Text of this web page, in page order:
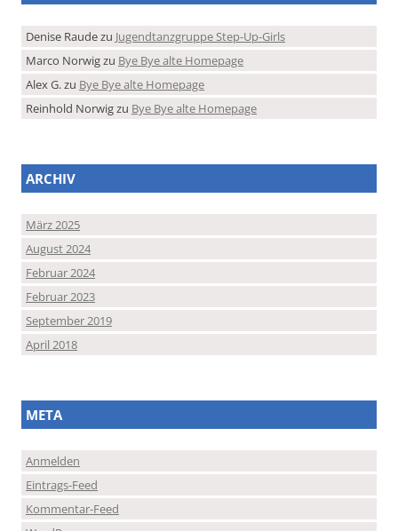
Denise Raudezu Jugendtanzgruppe Step-Up-Girls
Marco Norwigzu Bye Bye alte Homepage
Alex G.zu Bye Bye alte Homepage
Reinhold Norwigzu Bye Bye alte Homepage
ARCHIV
März 2025
August 2024
Februar 2024
Februar 2023
September 2019
April 2018
META
Anmelden
Eintrags-Feed
Kommentar-Feed